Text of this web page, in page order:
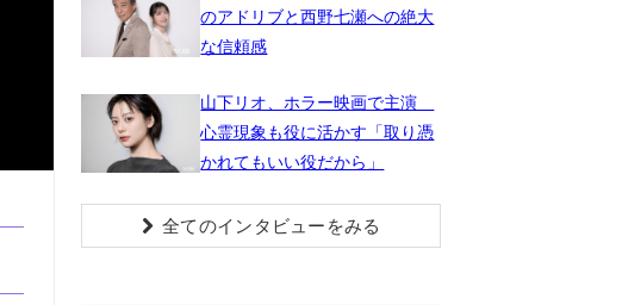
のアドリブと西野七瀬への絶大
な信頼感
山下リオ、ホラー映画で主演
心霊現象も役に活かす「取り憑
かれてもいい役だから」
全てのインタビューをみる